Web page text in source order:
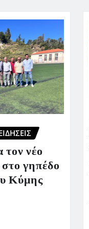
νέο
γηπέδο
Κύμης